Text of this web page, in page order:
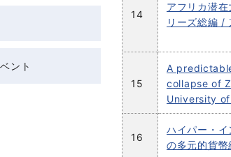
14
アフリカ潜
リーズ総編 /
15
A
collapse of
University
16
ハイパー・
の多元的貨
ント